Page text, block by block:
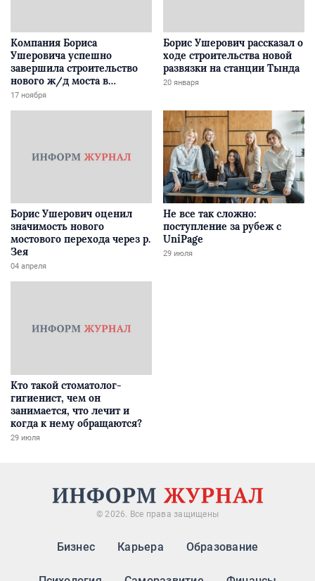
Компания Бориса
Ушеровича успешно
завершила строительство
нового ж/д моста в
Забайкалье
17 ноября
Борис Ушерович рассказал о
ходе строительства новой
развязки на станции Тында
20 января
Борис Ушерович оценил
значимость нового
мостового перехода через р.
Зея
04 апреля
Не все так сложно:
поступление за рубеж с
UniPage
29 июля
Кто такой стоматолог-
гигиенист, чем он
занимается, что лечит и
когда к нему обращаются?
29 июля
© 2026. Все права защищены
Бизнес Карьера Образование